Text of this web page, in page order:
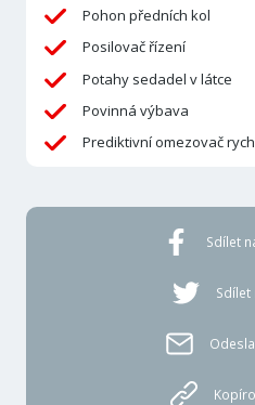
Pohon předních kol
Posilovač řízení
Potahy sedadel v látce
Povinná výbava
Prediktivní omezovač
Sdílet
Sdílet